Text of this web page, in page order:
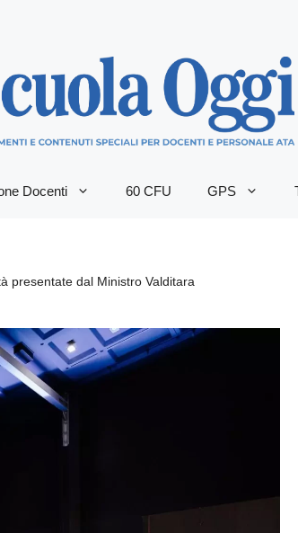
Docenti 60 CFU GPS
presentate dal Ministro Valditara